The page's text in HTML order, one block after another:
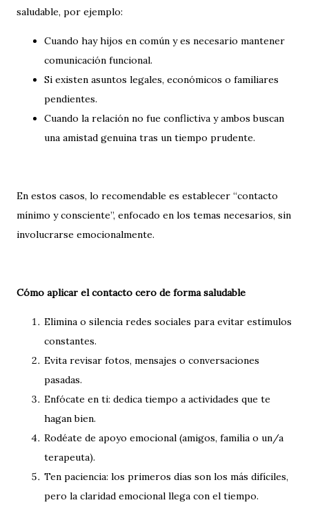
saludable, por ejemplo:
Cuando hay hijos en común y es necesario mantener
comunicación funcional.
Si existen asuntos legales, económicos o familiares
pendientes.
Cuando la relación no fue conflictiva y ambos buscan
una amistad genuina tras un tiempo prudente.
En estos casos, lo recomendable es establecer “contacto
mínimo y consciente”, enfocado en los temas necesarios, sin
involucrarse emocionalmente.
Cómo aplicar el contacto cero de forma saludable
Elimina o silencia redes sociales para evitar estímulos
constantes.
Evita revisar fotos, mensajes o conversaciones
pasadas.
Enfócate en ti: dedica tiempo a actividades que te
hagan bien.
Rodéate de apoyo emocional (amigos, familia o un/a
terapeuta).
Ten paciencia: los primeros días son los más difíciles,
pero la claridad emocional llega con el tiempo.